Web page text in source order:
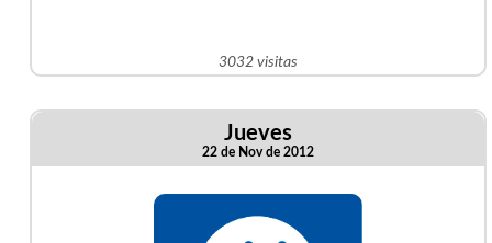
3032 visitas
Jueves
22 de Nov de 2012